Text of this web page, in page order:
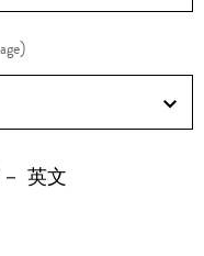
英文